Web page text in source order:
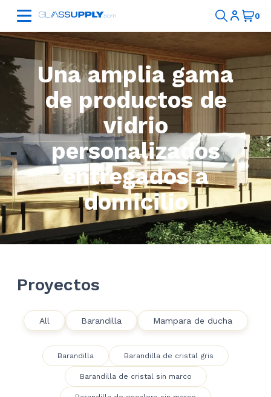
Una amplia gama
de productos de
vidrio
personalizados
entregados a
domicilio
Proyectos
All Barandilla Mampara de ducha
Barandilla Barandilla de cristal gris
Barandilla de cristal sin marco